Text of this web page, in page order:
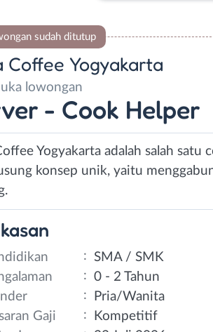
sudah ditutup
Coffee Yogyakarta
lowongan
- Cook Helper
Yogyakarta adalah salah
konsep unik, yaitu
: SMA / SMK
: 0 - 2 Tahun
:
Pria/Wanita
Gaji
:
Kompetitif